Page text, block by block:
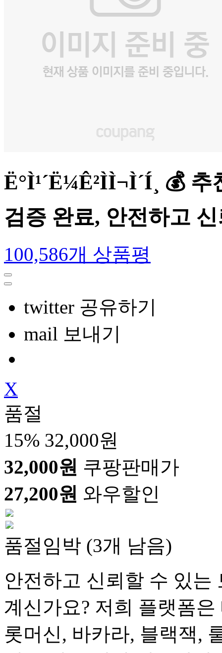
검증 완료, 안전하고
100,586개 상품평
twitter 공유하기
mail 보내기
X
품절
15% 32,000원
32,000원 쿠팡판매가
27,200원 와우할인
품절임박 (3개 남음)
안전하고 신뢰할 수 있는
계신가요? 저희 플랫폼
롯머신, 바카라, 블랙잭,